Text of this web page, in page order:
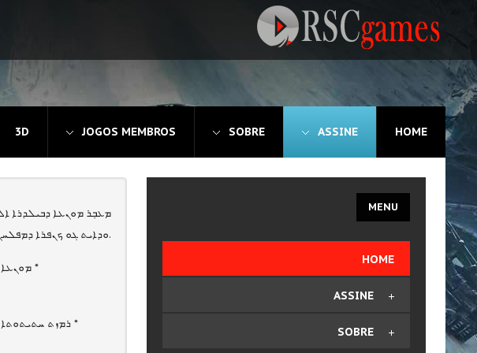
HOME
ASSINE
SOBRE
JOGOS MEMBROS
3D
ܡܥܒ݂ܪ ܡܘܢܥܐ ܕܒܝܠܕܪܐ
ܘܕܐܝܬ ܓܘ ܟܢܦܪܐ ܕܡܦܠܚܢܐ.
ܡܘܢܥܐ*
ܪܡܙܬ ܚܬܝܬܘܬܐ*
MENU
HOME
ASSINE
Comprar Plano
SOBRE